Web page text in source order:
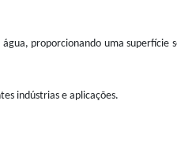
proporcionando uma superfície
indústrias e aplicações.